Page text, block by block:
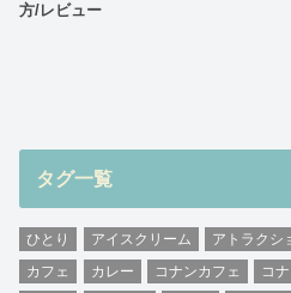
方/レビュー
タグ一覧
ひとり アイスクリーム アトラクシ
カフェ
カレー コナンカフェ コ